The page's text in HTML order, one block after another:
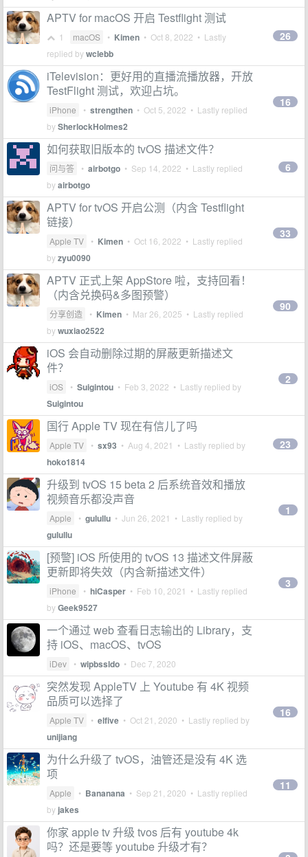
APTV for macOS 开启 Testflight 测试
1 macOS • Kimen • Oct 8, 2022 • Lastly
replied bywclebb
26
iTelevision：更好用的直播流播放器，开放
TestFlight 测试，欢迎占坑。
iPhone • strengthen • Oct 5, 2022 • Lastly replied
bySherlockHolmes2
16
如何获取旧版本的 tvOS 描述文件？
问与答 • airbotgo • Sep 14, 2022 • Lastly replied
byairbotgo
6
APTV for tvOS 开启公测（内含 Testflight
链接）
Apple TV • Kimen • Oct 16, 2022 • Lastly replied
byzyu0090
33
APTV 正式上架 AppStore 啦，支持回看！
（内含兑换码&多图预警）
分享创造 • Kimen • Mar 26, 2025 • Lastly replied
bywuxiao2522
90
iOS 会自动删除过期的屏蔽更新描述文
件？
iOS • Suigintou • Feb 3, 2022 • Lastly replied by
Suigintou
2
国行 Apple TV 现在有信儿了吗
Apple TV • sx93 • Aug 4, 2021 • Lastly replied by
hoko1814
23
升级到 tvOS 15 beta 2 后系统音效和播放
视频音乐都没声音
Apple • gulullu • Jun 26, 2021 • Lastly replied by
gulullu
1
[预警] iOS 所使用的 tvOS 13 描述文件屏蔽
更新即将失效（内含新描述文件）
iPhone • hiCasper • Feb 10, 2021 • Lastly replied
byGeek9527
3
一个通过 web 查看日志输出的 Library，支
持 iOS、macOS、tvOS
iDev • wipbssldo • Dec 7, 2020
突然发现 AppleTV 上 Youtube 有 4K 视频
品质可以选择了
Apple TV • elfive • Oct 21, 2020 • Lastly replied by
unijiang
16
为什么升级了 tvOS，油管还是没有 4K 选
项
Apple • Bananana • Sep 21, 2020 • Lastly replied
by jakes
11
你家 apple tv 升级 tvos 后有 youtube 4k
吗？还是要等 youtube 升级才有？